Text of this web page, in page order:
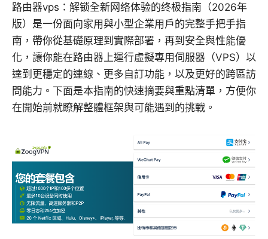
路由器vps：解锁全新网络体验的终极指南（2026年
版）是一份面向家用與小型企業用戶的完整手把手指
南，帶你從基礎原理到實際部署，再到安全與性能優
化，讓你能在路由器上運行虛擬專用伺服器（VPS）以
達到更穩定的連線、更多自訂功能，以及更好的跨區訪
問能力。下面是本指南的快速摘要與重點清單，方便你
在開始前就瞭解整體框架與可能遇到的挑戰。